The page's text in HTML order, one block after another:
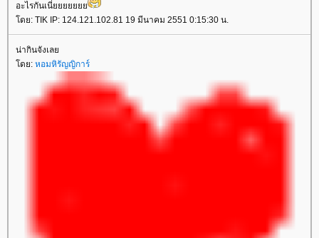
อะไรกันเนี่ยยยยยยย
โดย: TIK IP: 124.121.102.81 19 มีนาคม 2551 0:15:30 น.
น่ากินจังเลย
โดย: หอมหิรัญญิการ์